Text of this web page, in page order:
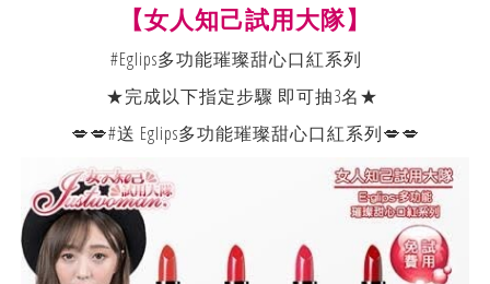
【女人知己試用大隊】
#Eglips多功能璀璨甜心口紅系列
★完成以下指定步驟 即可抽3名★
💋💋#送 Eglips多功能璀璨甜心口紅系列💋💋